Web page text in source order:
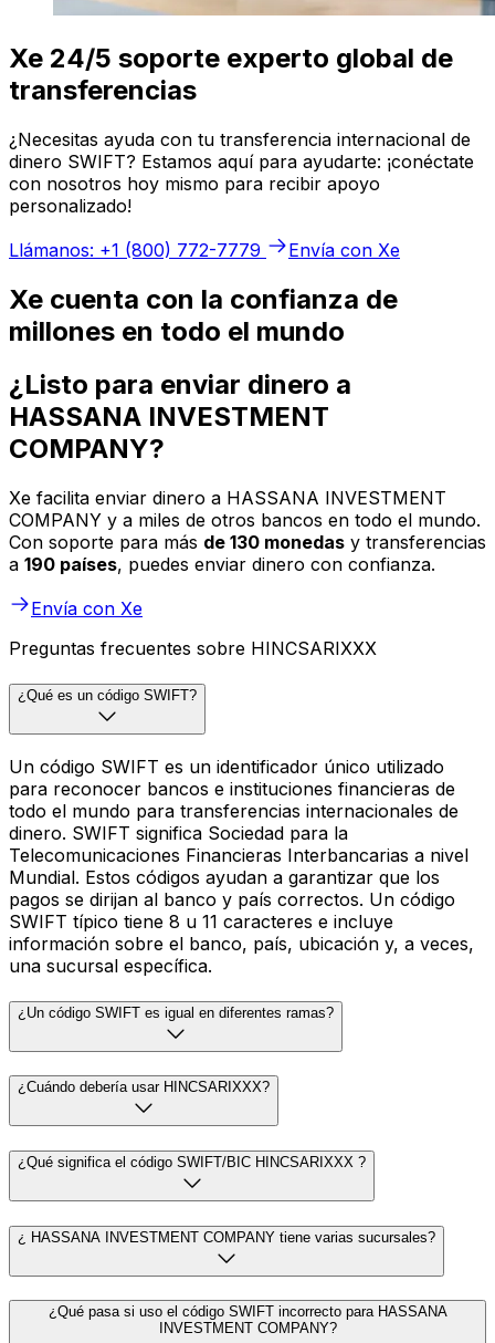
Xe 24/5 soporte experto global de
transferencias
¿Necesitas ayuda con tu transferencia internacional de
dinero SWIFT? Estamos aquí para ayudarte: ¡conéctate
con nosotros hoy mismo para recibir apoyo
personalizado!
Llámanos: +1 (800) 772-7779
Envía con Xe
Xe cuenta con la confianza de
millones en todo el mundo
¿Listo para enviar dinero a
HASSANA INVESTMENT
COMPANY?
Xe facilita enviar dinero a HASSANA INVESTMENT
COMPANY y a miles de otros bancos en todo el mundo.
Con soporte para más de 130 monedas y transferencias
a 190 países, puedes enviar dinero con confianza.
Envía con Xe
Preguntas frecuentes sobre HINCSARIXXX
¿Qué es un código SWIFT?
Un código SWIFT es un identificador único utilizado
para reconocer bancos e instituciones financieras de
todo el mundo para transferencias internacionales de
dinero. SWIFT significa Sociedad para la
Telecomunicaciones Financieras Interbancarias a nivel
Mundial. Estos códigos ayudan a garantizar que los
pagos se dirijan al banco y país correctos. Un código
SWIFT típico tiene 8 u 11 caracteres e incluye
información sobre el banco, país, ubicación y, a veces,
una sucursal específica.
¿Un código SWIFT es igual en diferentes ramas?
¿Cuándo debería usar HINCSARIXXX?
¿Qué significa el código SWIFT/BIC HINCSARIXXX ?
¿ HASSANA INVESTMENT COMPANY tiene varias sucursales?
¿Qué pasa si uso el código SWIFT incorrecto para HASSANA
INVESTMENT COMPANY?